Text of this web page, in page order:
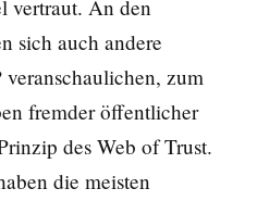
vertraut. An den
sich auch andere
zum
fremder öffentlicher
des Web of Trust.
die meisten